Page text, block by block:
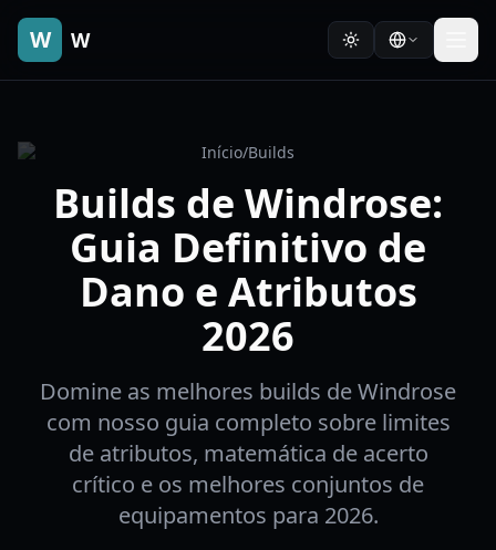
W W
Início/Builds
Builds de Windrose:
Guia Definitivo de
Dano e Atributos
2026
Domine as melhores builds de Windrose
com nosso guia completo sobre limites
de atributos, matemática de acerto
crítico e os melhores conjuntos de
equipamentos para 2026.